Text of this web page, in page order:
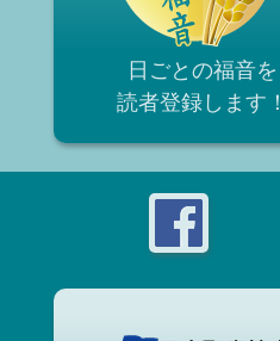
日ごとの福音を
読者登録 します！